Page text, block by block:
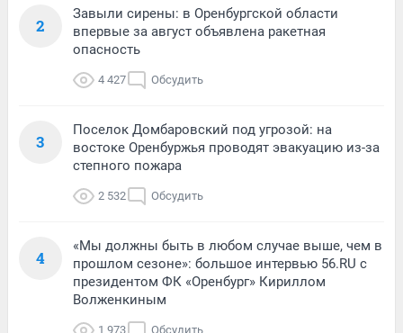
2
Завыли сирены: в Оренбургской области
впервые за август объявлена ракетная
опасность
4 427 Обсудить
3
Поселок Домбаровский под угрозой: на
востоке Оренбуржья проводят эвакуацию из-за
степного пожара
2 532 Обсудить
4
«Мы должны быть в любом случае выше, чем в
прошлом сезоне»: большое интервью 56.RU с
президентом ФК «Оренбург» Кириллом
Волженкиным
1 973 Обсудить